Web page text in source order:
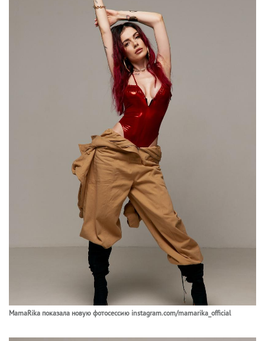
MamaRika показала новую фотосессию instagram.com/mamarika_official